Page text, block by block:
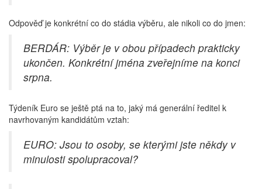
Odpověď je konkrétní co do stádia výběru, ale nikoli co do jmen:
BERDÁR: Výběr je v obou případech prakticky
ukončen. Konkrétní jména zveřejníme na konci
srpna.
Týdeník Euro se ještě ptá na to, jaký má generální ředitel k
navrhovaným kandidátům vztah:
EURO: Jsou to osoby, se kterými jste někdy v
minulosti spolupracoval?